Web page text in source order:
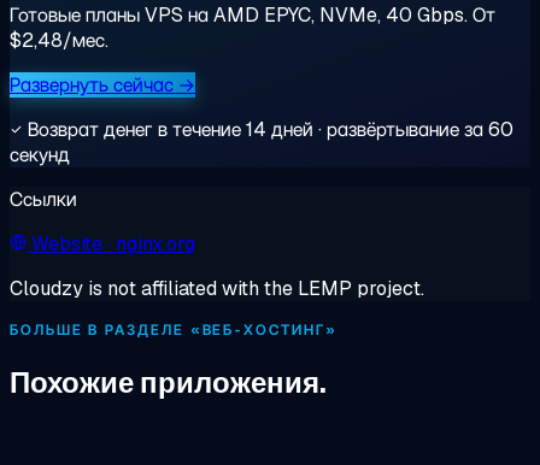
Готовые планы VPS на AMD EPYC, NVMe, 40 Gbps. От
$2,48/мес.
Развернуть сейчас →
Возврат денег в течение 14 дней · развёртывание за 60
секунд
Ссылки
Website· nginx.org
Cloudzy is not affiliated with the LEMP project.
БОЛЬШЕ В РАЗДЕЛЕ «ВЕБ-ХОСТИНГ»
Похожие приложения.